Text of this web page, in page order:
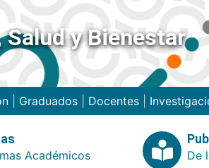
y Bienestar
| Graduados| Docentes|
Académicos
De